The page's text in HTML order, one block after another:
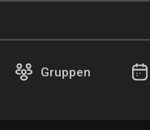
Gruppen